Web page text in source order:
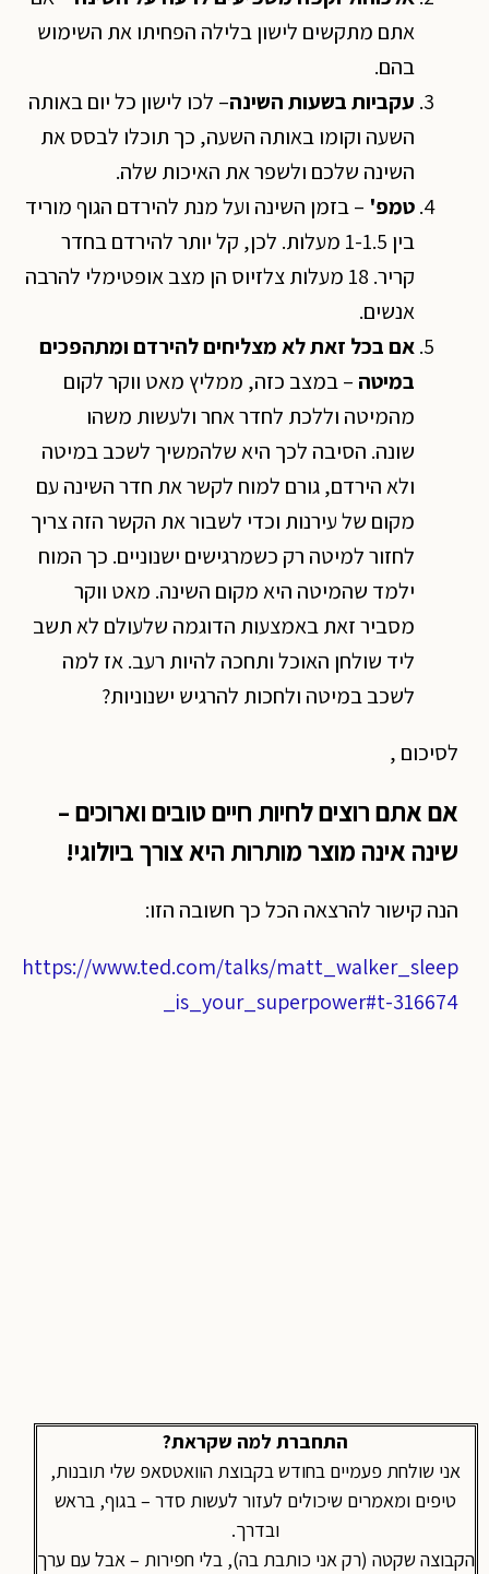
אתם מתקשים לישון בלילה הפחיתו את השימוש
בהם.
עקביות בשעות השינה– לכו לישון כל יום באותה
השעה וקומו באותה השעה, כך תוכלו לבסס את
השינה שלכם ולשפר את האיכות שלה.
טמפ' – בזמן השינה ועל מנת להירדם הגוף מוריד
בין 1-1.5 מעלות. לכן, קל יותר להירדם בחדר
קריר. 18 מעלות צלזיוס הן מצב אופטימלי להרבה
אנשים.
אם בכל זאת לא מצליחים להירדם ומתהפכים
במיטה – במצב כזה, ממליץ מאט ווקר לקום
מהמיטה וללכת לחדר אחר ולעשות משהו
שונה. הסיבה לכך היא שלהמשיך לשכב במיטה
ולא הירדם, גורם למוח לקשר את חדר השינה עם
מקום של עירנות וכדי לשבור את הקשר הזה צריך
לחזור למיטה רק כשמרגישים ישנוניים. כך המוח
ילמד שהמיטה היא מקום השינה. מאט ווקר
מסביר זאת באמצעות הדוגמה שלעולם לא תשב
ליד שולחן האוכל ותחכה להיות רעב. אז למה
לשכב במיטה ולחכות להרגיש ישנוניות?
לסיכום ,
אם אתם רוצים לחיות חיים טובים וארוכים –
שינה אינה מוצר מותרות היא צורך ביולוגי!
הנה קישור להרצאה הכל כך חשובה הזו:
https://www.ted.com/talks/matt_walker_sleep
_is_your_superpower#t-316674
התחברת למה שקראת?
אני שולחת פעמיים בחודש בקבוצת הוואטסאפ שלי תובנות,
טיפים ומאמרים שיכולים לעזור לעשות סדר – בגוף, בראש
ובדרך.
הקבוצה שקטה (רק אני כותבת בה), בלי חפירות – אבל עם ערך